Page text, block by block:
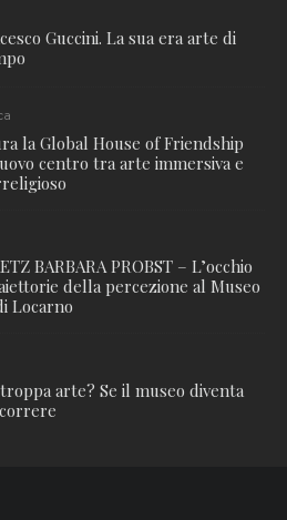
Guccini. La sua era arte di
la Global House of Friendship
centro tra arte immersiva e
BARBARA PROBST – L’occhio
della percezione al Museo
Locarno
arte? Se il museo diventa